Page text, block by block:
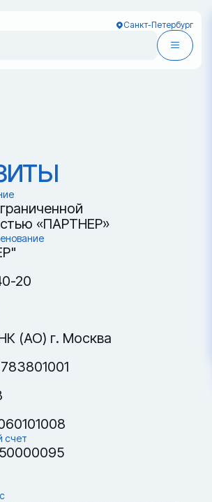
Санкт-Петербург
«ПАРТНЕР»
20
(АО) г. Москва
счет